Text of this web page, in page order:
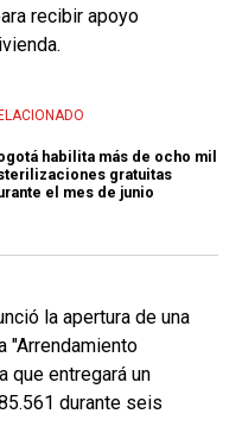
recibir apoyo
habilita más de ocho mil
gratuitas
el mes de junio
la apertura de una
"Arrendamiento
que entregará un
durante seis